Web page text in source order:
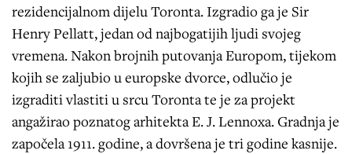
rezidencijalnom dijelu Toronta. Izgradio ga je Sir
Henry Pellatt, jedan od najbogatijih ljudi svojeg
vremena. Nakon brojnih putovanja Europom, tijekom
kojih se zaljubio u europske dvorce, odlučio je
izgraditi vlastiti u srcu Toronta te je za projekt
angažirao poznatog arhitekta E. J. Lennoxa. Gradnja je
započela 1911. godine, a dovršena je tri godine kasnije.